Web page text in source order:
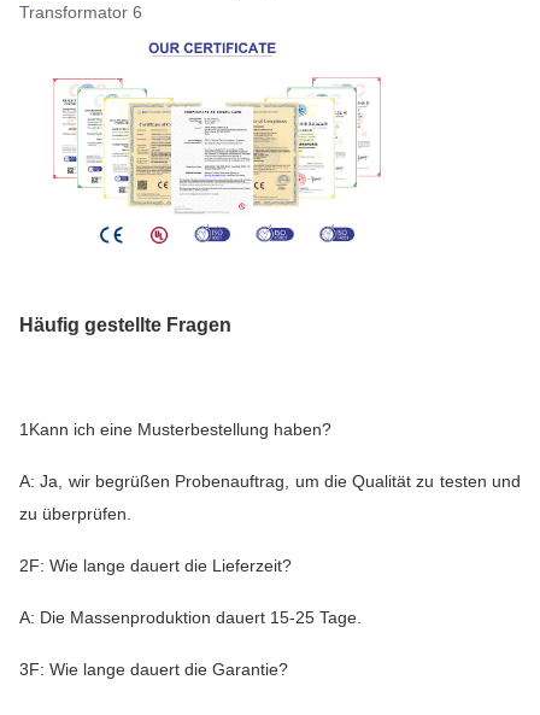
Häufig gestellte Fragen
1Kann ich eine Musterbestellung haben?
A: Ja, wir begrüßen Probenauftrag, um die Qualität zu testen und
zu überprüfen.
2F: Wie lange dauert die Lieferzeit?
A: Die Massenproduktion dauert 15-25 Tage.
3F: Wie lange dauert die Garantie?